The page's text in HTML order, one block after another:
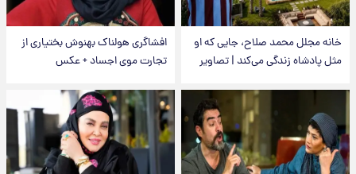
خانه مجلل محمد صلاح، جایی که او
مثل پادشاه زندگی می‌کند | تصاویر
افشاگری هولناک بهنوش بختیاری از
تجارت موی اجساد + عکس